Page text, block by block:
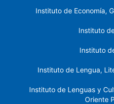
Instituto de Economía,
Instituto
Instituto
Instituto de Lengua,
Instituto de Lenguas y
Oriente